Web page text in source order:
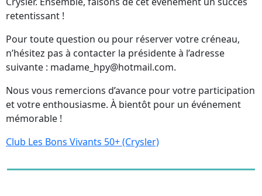
retentissant !
Pour toute question ou pour réserver votre créneau,
n’hésitez pas à contacter la présidente à l’adresse
suivante : madame_hpy@hotmail.com.
Nous vous remercions d’avance pour votre participation
et votre enthousiasme. À bientôt pour un événement
mémorable !
Club Les Bons Vivants 50+ (Crysler)